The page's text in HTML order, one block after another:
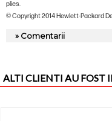
plies.
© Copyright 2014 Hewlett-Packard
» Comentarii
ALTI CLIENTI AU FOST